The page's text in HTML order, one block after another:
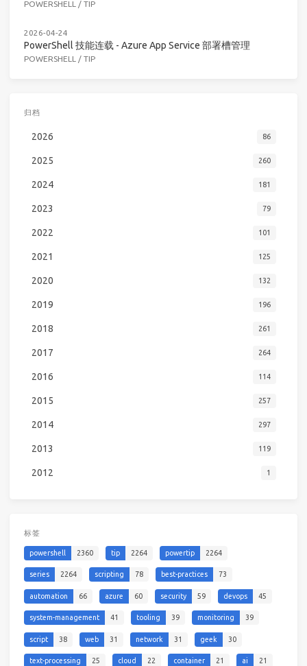
POWERSHELL / TIP
2026-04-24
PowerShell 技能连载 - Azure App Service 部署槽管理
POWERSHELL / TIP
归档
2026 86
2025 260
2024 181
2023 79
2022 101
2021 125
2020 132
2019 196
2018 261
2017 264
2016 114
2015 257
2014 297
2013 119
2012 1
标签
powershell 2360 tip 2264 powertip 2264
series 2264 scripting 78 best-practices 73
automation 66 azure 60 security 59 devops 45
system-management 41 tooling 39 monitoring 39
script 38 web 31 network 31 geek 30
text-processing 25 cloud 22 container 21 ai 21